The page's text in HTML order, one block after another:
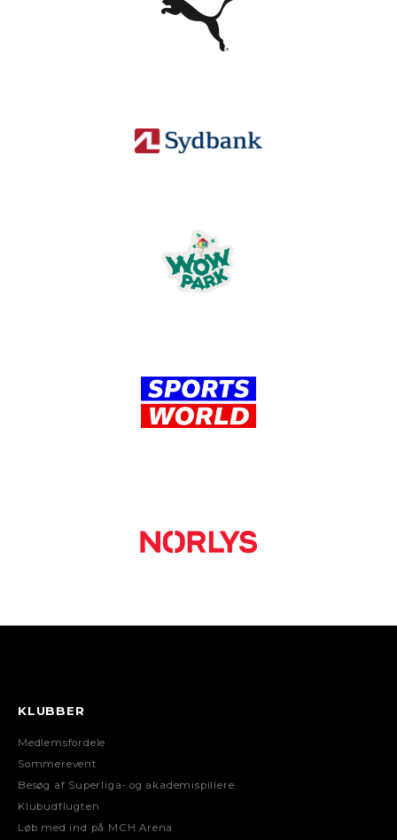
KLUBBER
Medlemsfordele
Sommerevent
Besøg af Superliga- og akademispillere
Klubudflugten
Løb med ind på MCH Arena